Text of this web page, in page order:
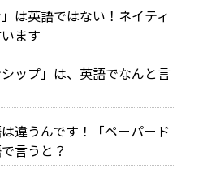
は英語ではない！ネイティ
ます
ップ」は、英語でなんと言
違うんです！「ペーパード
言うと？